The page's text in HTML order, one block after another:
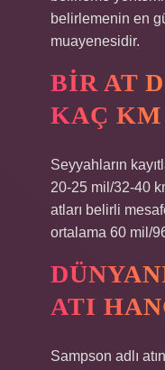
belirlemenin en
muayenesidir.
BIR AT
KAÇ KM
Seyyahların
20-25 mil/32-40
atları belirli
ortalama 60 mil/
ATI
Sampson adlı